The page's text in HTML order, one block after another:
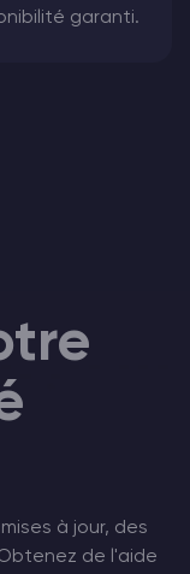
garanti.
à jour, des
de l'aide